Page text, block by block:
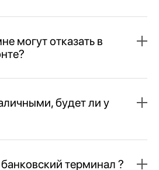
могут отказать в
будет ли у
терминал ?